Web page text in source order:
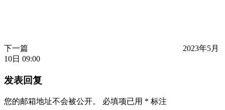
下一篇
2023年5月
10日 09:00
发表回复
您的邮箱地址不会被公开。 必填项已用 * 标注